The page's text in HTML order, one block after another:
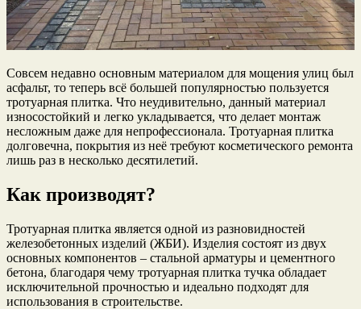
Совсем недавно основным материалом для мощения улиц был
асфальт, то теперь всё большей популярностью пользуется
тротуарная плитка. Что неудивительно, данный материал
износостойкий и легко укладывается, что делает монтаж
несложным даже для непрофессионала. Тротуарная плитка
долговечна, покрытия из неё требуют косметического ремонта
лишь раз в несколько десятилетий.
Как производят?
Тротуарная плитка является одной из разновидностей
железобетонных изделий (ЖБИ). Изделия состоят из двух
основных компонентов – стальной арматуры и цементного
бетона, благодаря чему тротуарная плитка тучка обладает
исключительной прочностью и идеально подходят для
использования в строительстве.